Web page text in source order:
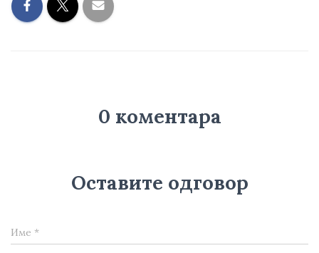
0 коментара
Оставите одговор
Име *